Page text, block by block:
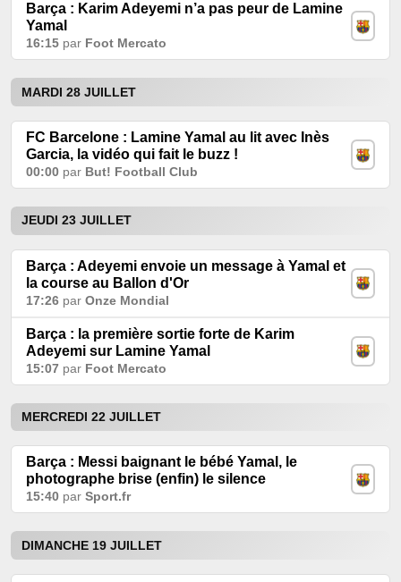
Barça : Karim Adeyemi n’a pas peur de Lamine
Yamal
16:15 par Foot Mercato
MARDI 28 JUILLET
FC Barcelone : Lamine Yamal au lit avec Inès
Garcia, la vidéo qui fait le buzz !
00:00 par But! Football Club
JEUDI 23 JUILLET
Barça : Adeyemi envoie un message à Yamal et
la course au Ballon d'Or
17:26 par Onze Mondial
Barça : la première sortie forte de Karim
Adeyemi sur Lamine Yamal
15:07 par Foot Mercato
MERCREDI 22 JUILLET
Barça : Messi baignant le bébé Yamal, le
photographe brise (enfin) le silence
15:40 par Sport.fr
DIMANCHE 19 JUILLET